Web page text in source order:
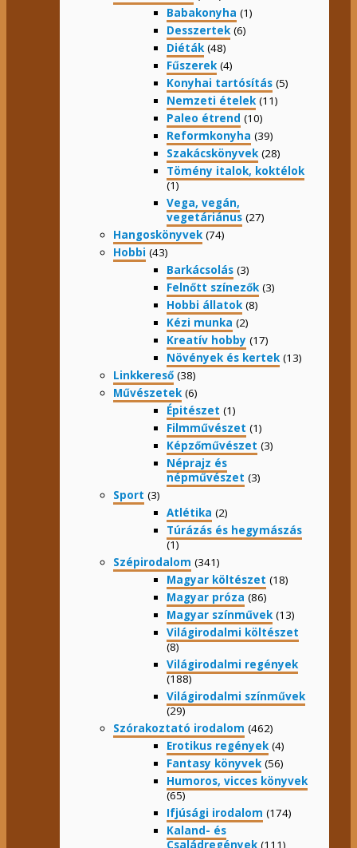
Babakonyha (1)
Desszertek (6)
Diéták (48)
Fűszerek (4)
Konyhai tartósítás (5)
Nemzeti ételek (11)
Paleo étrend (10)
Reformkonyha (39)
Szakácskönyvek (28)
Tömény italok, koktélok
(1)
Vega, vegán,
vegetáriánus (27)
Hangoskönyvek (74)
Hobbi (43)
Barkácsolás (3)
Felnőtt színezők (3)
Hobbi állatok (8)
Kézi munka (2)
Kreatív hobby (17)
Növények és kertek (13)
Linkkereső (38)
Művészetek (6)
Épitészet (1)
Filmművészet (1)
Képzőművészet (3)
Néprajz és
népművészet (3)
Sport (3)
Atlétika (2)
Túrázás és hegymászás
(1)
Szépirodalom (341)
Magyar költészet (18)
Magyar próza (86)
Magyar színművek (13)
Világirodalmi költészet
(8)
Világirodalmi regények
(188)
Világirodalmi színművek
(29)
Szórakoztató irodalom (462)
Erotikus regények (4)
Fantasy könyvek (56)
Humoros, vicces könyvek
(65)
Ifjúsági irodalom (174)
Kaland- és
Családregények (111)